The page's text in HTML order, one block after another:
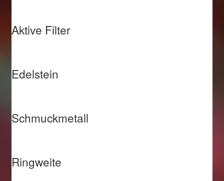
Aktive Filter
Edelstein
Schmuckmetall
Ringweite